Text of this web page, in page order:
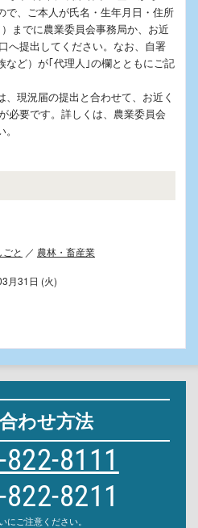
で、ご本人が氏名・生年月日・住所
までに農業委員会事務局か、お近
へ提出してください。なお、自署
など）が｢代理人｣の欄とともにご記
現況届の提出と合わせて、お近く
必要です。詳しくは、農業委員会
と ／ 農林・畜産業
月31日 (火)
わせ方法
8111
8211
にご注意ください。